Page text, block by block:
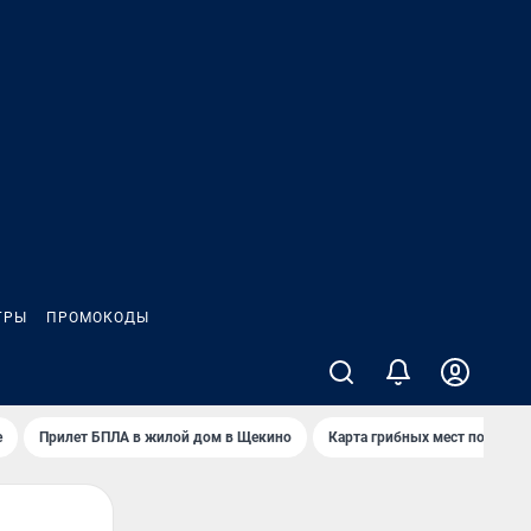
ПРОМОКОДЫ
Прилет БПЛА в жилой дом в Щекино Карта грибных мест под